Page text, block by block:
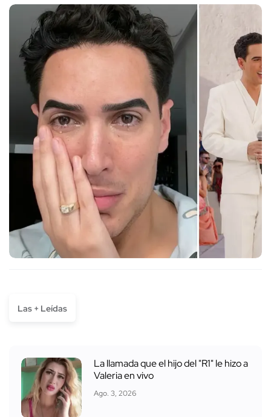
Las + Leídas
La llamada que el hijo del "R1" le hizo a
Valeria en vivo
Ago. 3, 2026